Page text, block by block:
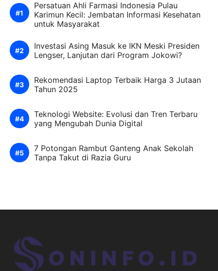
Persatuan Ahli Farmasi Indonesia Pulau
Karimun Kecil: Jembatan Informasi Kesehatan
untuk Masyarakat
Investasi Asing Masuk ke IKN Meski Presiden
Lengser, Lanjutan dari Program Jokowi?
Rekomendasi Laptop Terbaik Harga 3 Jutaan
Tahun 2025
Teknologi Website: Evolusi dan Tren Terbaru
yang Mengubah Dunia Digital
7 Potongan Rambut Ganteng Anak Sekolah
Tanpa Takut di Razia Guru